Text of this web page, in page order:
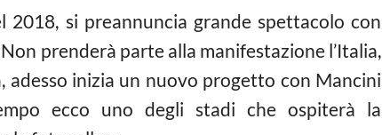
2018, si preannuncia grande spettacolo con
prenderà parte alla manifestazione l’Italia,
adesso inizia un nuovo progetto con Mancini
ecco uno degli stadi che ospiterà la